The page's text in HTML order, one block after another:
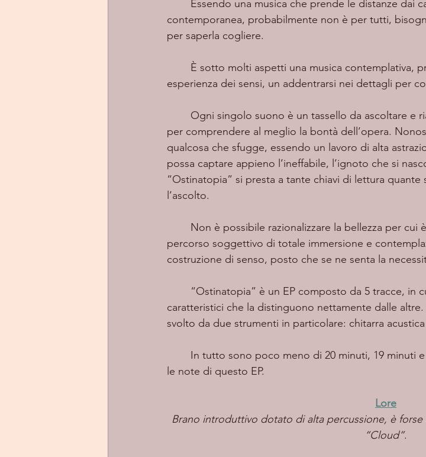
contemporanea, probabilmente non è per tutti,
per saperla cogliere.
esperienza dei sensi, un addentrarsi nei dettagli per
per comprendere al meglio la bontà dell’opera.
qualcosa che sfugge, essendo un lavoro di alta
possa captare appieno l’ineffabile, l’ignoto che si
“Ostinatopia” si presta a tante chiavi di lettura
l’ascolto.
percorso soggettivo di totale immersione e
costruzione di senso, posto che se ne senta la
caratteristici che la distinguono nettamente dalle
svolto da due strumenti in particolare: chitarra
le note di questo EP.
Lore
Brano introduttivo dotato di alta percussione, è
“Cloud”.